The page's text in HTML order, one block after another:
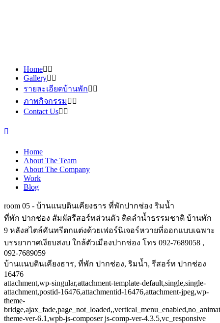
Home
Gallery
รายละเอียดบ้านพัก
ภาพกิจกรรม
Contact Us
Home
About The Team
About The Company
Work
Blog
room 05 - บ้านแนบดินเคียงธาร ที่พักปากช่อง ริมน้ำ
ที่พัก ปากช่อง สัมผัสรีสอร์ทส่วนตัว ติดลำน้ำธรรมชาติ บ้านพัก
9 หลังสไตล์คันทรีตกแต่งด้วยเฟอร์นิเจอร์หวายที่ออกแบบเฉพาะ
บรรยากาศเงียบสงบ ใกล้ตัวเมืองปากช่อง โทร 092-7689058 ,
092-7689059
บ้านแนบดินเคียงธาร, ที่พัก ปากช่อง, ริมน้ำ, รีสอร์ท ปากช่อง
16476
attachment,wp-singular,attachment-template-default,single,single-
attachment,postid-16476,attachmentid-16476,attachment-jpeg,wp-
theme-
theme-ver-6.1,wpb-js-composer js-comp-ver-4.3.5,vc_responsive